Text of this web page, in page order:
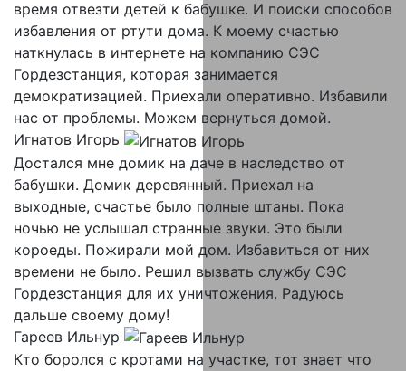
время отвезти детей к бабушке. И поиски способов
избавления от ртути дома. К моему счастью
наткнулась в интернете на компанию СЭС
Гордезстанция, которая занимается
демократизацией. Приехали оперативно. Избавили
нас от проблемы. Можем вернуться домой.
Игнатов Игорь
Достался мне домик на даче в наследство от
бабушки. Домик деревянный. Приехал на
выходные, счастье было полные штаны. Пока
ночью не услышал странные звуки. Это были
короеды. Пожирали мой дом. Избавиться от них
времени не было. Решил вызвать службу СЭС
Гордезстанция для их уничтожения. Радуюсь
дальше своему дому!
Гареев Ильнур
Кто боролся с кротами на участке, тот знает что